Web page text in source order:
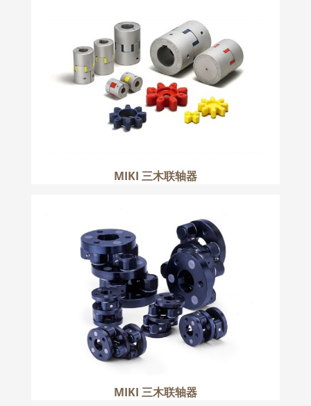
MIKI 三木联轴器
更多
MIKI 三木联轴器
MIKI 三木联轴器
更多